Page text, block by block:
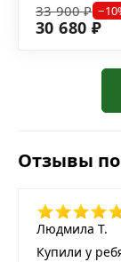
33 900 ₽
30 680 ₽
Отзывы
Людмила Т.
Купили у